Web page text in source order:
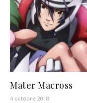
Mater Macross
4 octobre 2018